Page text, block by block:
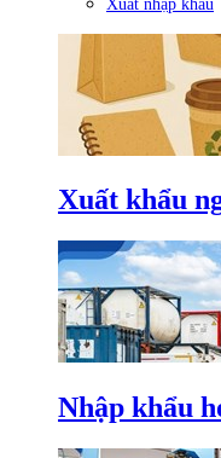
Xuất nhập khẩu
Xuất khẩu
Nhập khẩu